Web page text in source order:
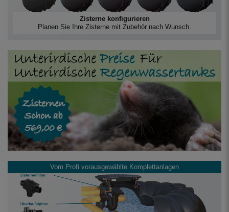
Zisterne konfigurieren
Planen Sie Ihre Zisterne mit Zubehör nach Wunsch.
Vom Profi vorausgewählte Komplettanlagen